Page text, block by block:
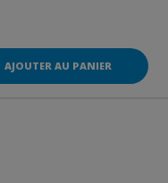
AJOUTER AU PANIER